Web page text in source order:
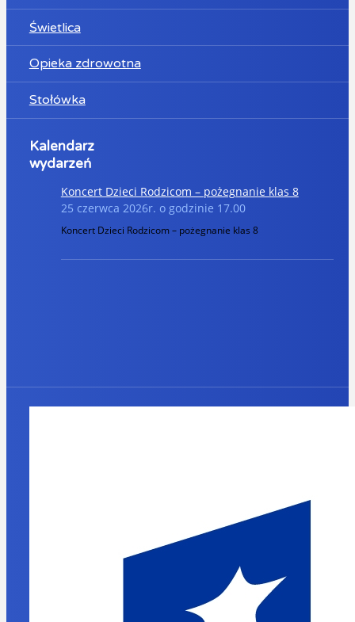
Świetlica
Opieka zdrowotna
Stołówka
Kalendarz
wydarzeń
Koncert Dzieci Rodzicom – pożegnanie klas 8
25 czerwca 2026r. o godzinie 17.00
Koncert Dzieci Rodzicom – pożegnanie klas 8